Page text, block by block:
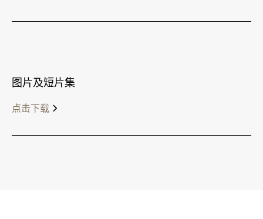
图片及短片集
点击下载